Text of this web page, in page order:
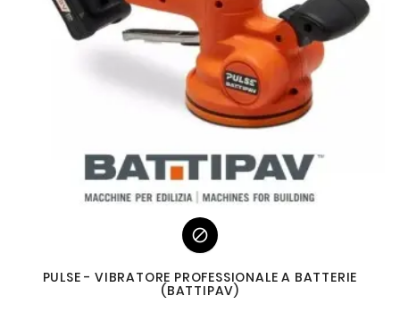

PULSE - VIBRATORE PROFESSIONALE A BATTERIE
(BATTIPAV)